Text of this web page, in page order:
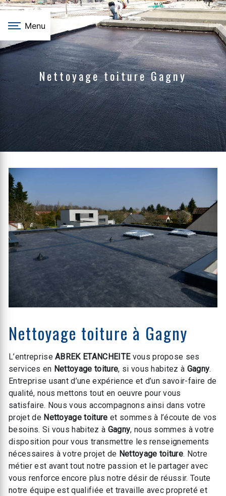
Menu
Nettoyage toiture Gagny
Nettoyage toiture à Gagny
L’entrepriseABREK ETANCHEITEvous propose ses
services en Nettoyage toiture, si vous habitez à Gagny.
Entreprise usant d’une expérience et d’un savoir-faire de
qualité, nous mettons tout en oeuvre pour vous
satisfaire. Nous vous accompagnons ainsi dans votre
projet de Nettoyage toiture et sommes à l’écoute de vos
besoins. Si vous habitez à Gagny, nous sommes à votre
disposition pour vous transmettre les renseignements
nécessaires à votre projet de Nettoyage toiture. Notre
métier est avant tout notre passion et le partager avec
vous renforce encore plus notre désir de réussir. Toute
notre équipe est qualifiée et travaille avec propreté et
Panneau de gestion des cookies